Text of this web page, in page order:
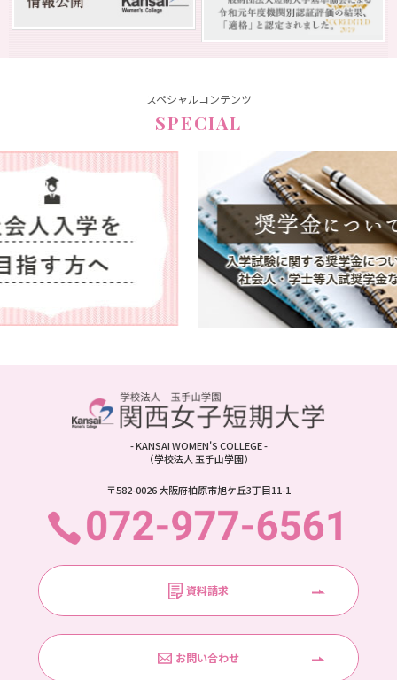
スペシャルコンテンツ
SPECIAL
- KANSAI WOMEN'S COLLEGE -
（学校法人 玉手山学園）
〒582-0026 大阪府柏原市旭ケ丘3丁目11-1
資料請求
お問い合わせ